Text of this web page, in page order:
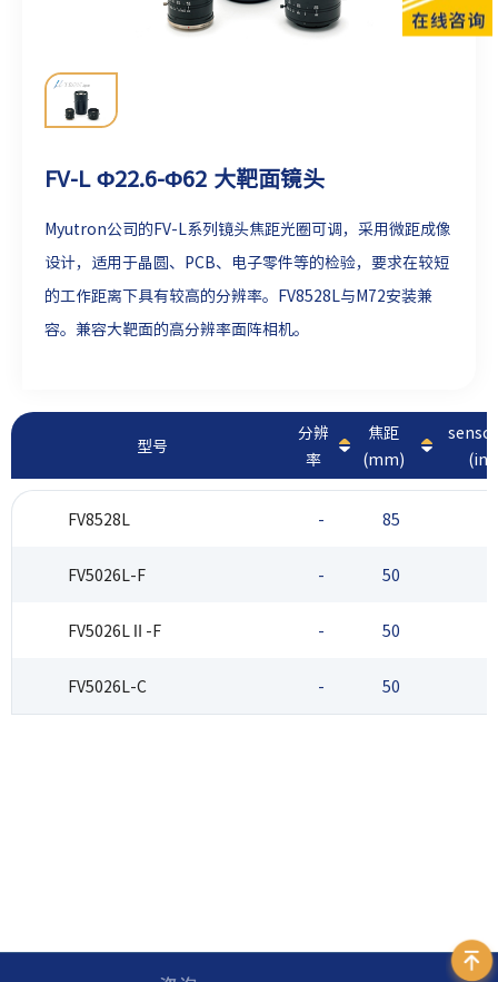
FV-L Φ22.6-Φ62 大靶面镜头
Myutron公司的FV-L系列镜头焦距光圈可调，采用微距成像
设计，适用于晶圆、PCB、电子零件等的检验，要求在较短
的工作距离下具有较高的分辨率。FV8528L与M72安装兼
容。兼容大靶面的高分辨率面阵相机。
型号
分辨
率
焦距
(mm)
FV8528L - 85
FV5026L-F - 50
FV5026LⅡ-F - 50
FV5026L-C - 50